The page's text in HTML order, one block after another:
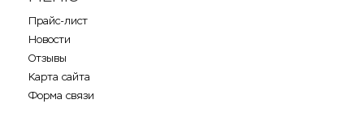
Прайс-лист
Новости
Отзывы
Карта сайта
Форма связи